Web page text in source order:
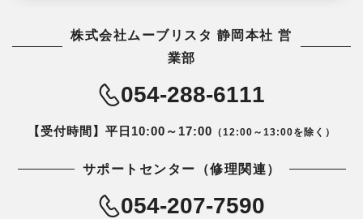
株式会社ムーブリスタ 静岡本社 営
業部
054-288-6111
【受付時間】平日10:00～17:00 （12:00～13:00を除く）
サポートセンター（修理関連）
054-207-7590